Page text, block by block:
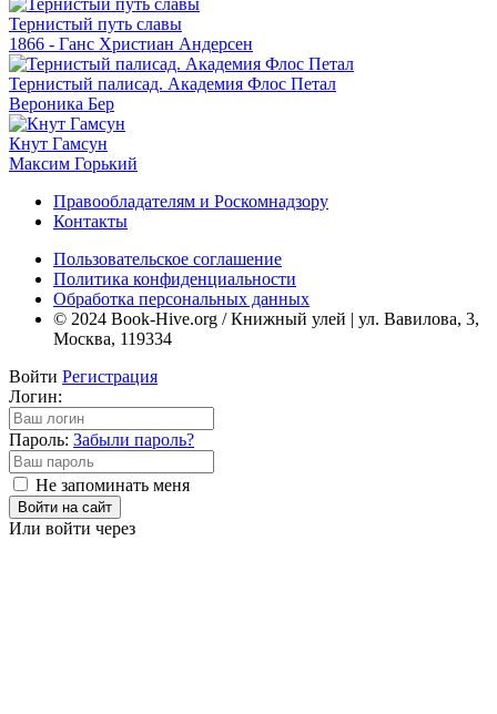
Тернистый путь славы
1866 - Ганс Христиан Андерсен
Тернистый палисад. Академия Флос Петал
Вероника Бер
Кнут Гамсун
Максим Горький
Правообладателям и Роскомнадзору
Контакты
Пользовательское соглашение
Политика конфиденциальности
Обработка персональных данных
© 2024 Book-Hive.org / Книжный улей | ул. Вавилова, 3,
Москва, 119334
Войти Регистрация
Логин:
Пароль: Забыли пароль?
Не запоминать меня
Войти на сайт
Или войти через